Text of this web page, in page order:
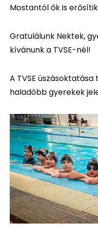
Mostantól ők is
Gratulálunk Nektek,
kívánunk a TVSE-nél!
A TVSE
haladóbb gyerekek